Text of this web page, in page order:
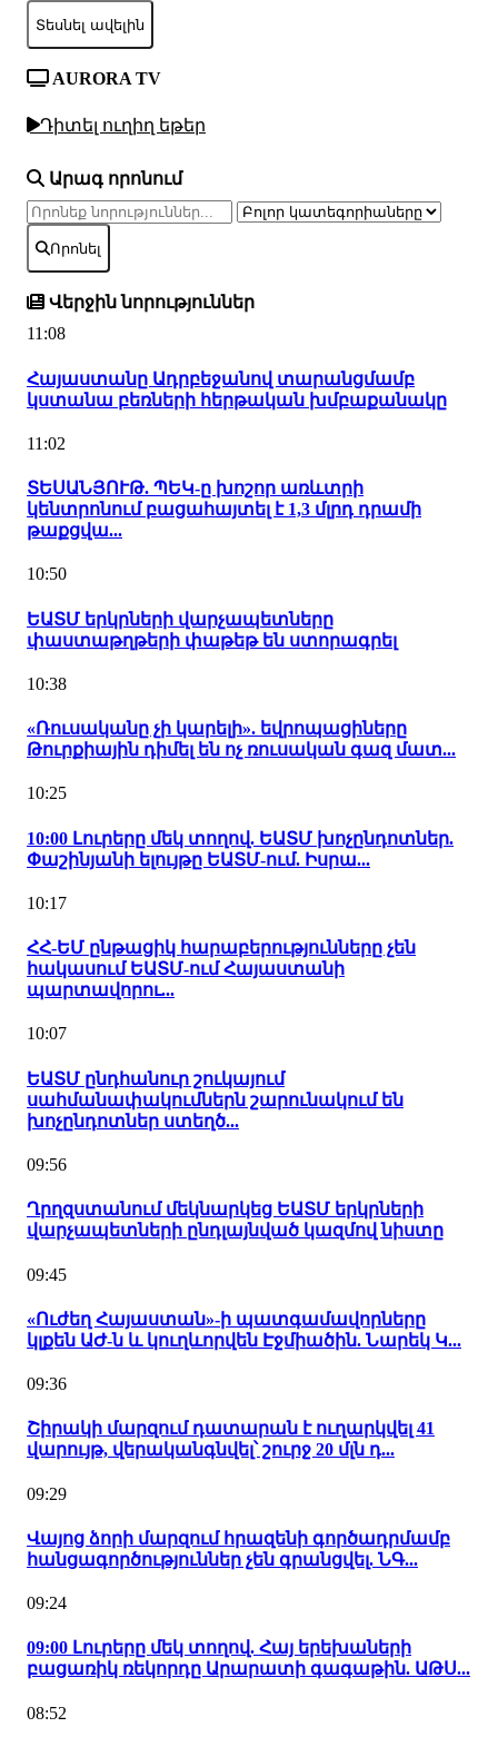
Տեսնել ավելին
AURORA TV
Դիտել ուղիղ եթեր
Արագ որոնում
Որոնել
Վերջին նորություններ
11:08
Հայաստանը Ադրբեջանով տարանցմամբ
կստանա բեռների հերթական խմբաքանակը
11:02
ՏԵՍԱՆՅՈՒԹ. ՊԵԿ-ը խոշոր առևտրի
կենտրոնում բացահայտել է 1,3 մլրդ դրամի
թաքցվա...
10:50
ԵԱՏՄ երկրների վարչապետները
փաստաթղթերի փաթեթ են ստորագրել
10:38
«Ռուսականը չի կարելի». եվրոպացիները
Թուրքիային դիմել են ոչ ռուսական գազ մատ...
10:25
10:00 Լուրերը մեկ տողով. ԵԱՏՄ խոչընդոտներ.
Փաշինյանի ելույթը ԵԱՏՄ-ում. Իսրա...
10:17
ՀՀ-ԵՄ ընթացիկ հարաբերությունները չեն
հակասում ԵԱՏՄ-ում Հայաստանի
պարտավորու...
10:07
ԵԱՏՄ ընդհանուր շուկայում
սահմանափակումներն շարունակում են
խոչընդոտներ ստեղծ...
09:56
Ղրղզստանում մեկնարկեց ԵԱՏՄ երկրների
վարչապետների ընդլայնված կազմով նիստը
09:45
«Ուժեղ Հայաստան»-ի պատգամավորները
կլքեն ԱԺ-ն և կուղևորվեն Էջմիածին. Նարեկ Կ...
09:36
Շիրակի մարզում դատարան է ուղարկվել 41
վարույթ, վերականգնվել՝ շուրջ 20 մլն դ...
09:29
Վայոց ձորի մարզում հրազենի գործադրմամբ
հանցագործություններ չեն գրանցվել. ՆԳ...
09:24
09:00 Լուրերը մեկ տողով. Հայ երեխաների
բացառիկ ռեկորդը Արարատի գագաթին. ԱԹՍ...
08:52